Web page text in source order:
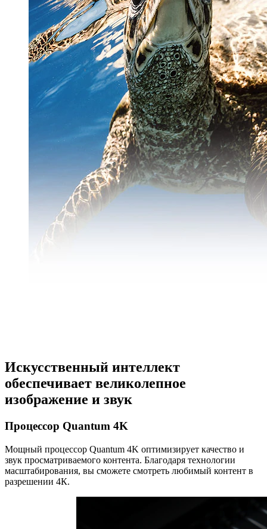
Искусственный интеллект
обеспечивает великолепное
изображение и звук
Процессор Quantum 4K
Мощный процессор Quantum 4K оптимизирует качество и
звук просматриваемого контента. Благодаря технологии
масштабирования, вы сможете смотреть любимый контент в
разрешении 4К.